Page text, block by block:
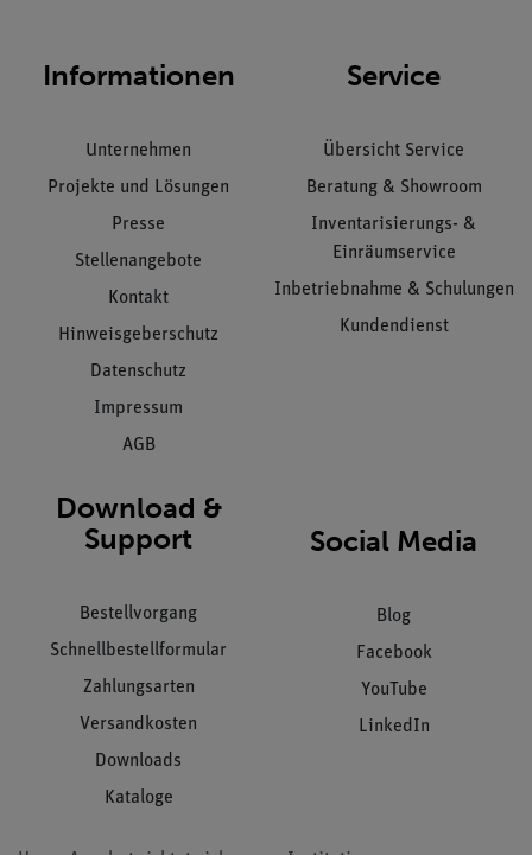
Informationen
Unternehmen
Projekte und Lösungen
Presse
Stellenangebote
Kontakt
Hinweisgeberschutz
Datenschutz
Impressum
AGB
Service
Übersicht Service
Beratung & Showroom
Inventarisierungs- &
Einräumservice
Inbetriebnahme & Schulungen
Kundendienst
Download &
Support
Bestellvorgang
Schnellbestellformular
Zahlungsarten
Versandkosten
Downloads
Kataloge
Social Media
Blog
Facebook
YouTube
LinkedIn